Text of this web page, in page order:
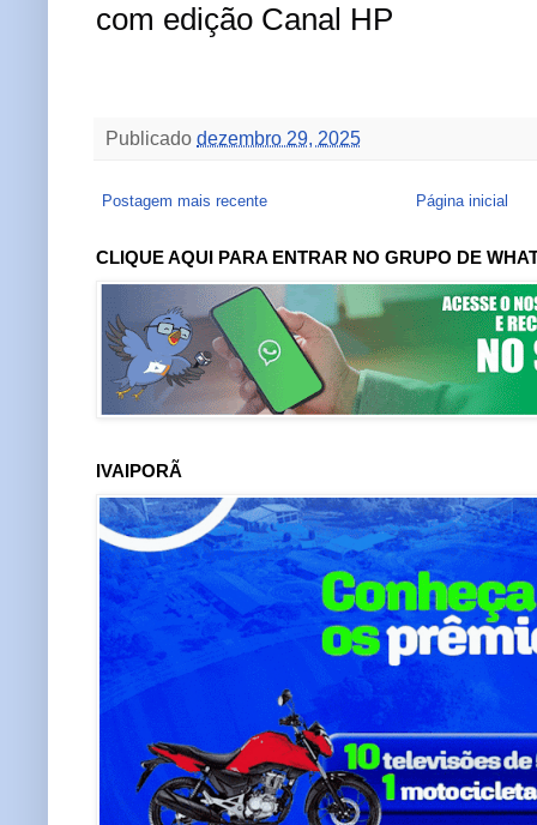
com edição Canal HP
Publicado dezembro 29, 2025
Postagem mais recente Página inicial
CLIQUE AQUI PARA ENTRAR NO GRUPO DE
IVAIPORÃ